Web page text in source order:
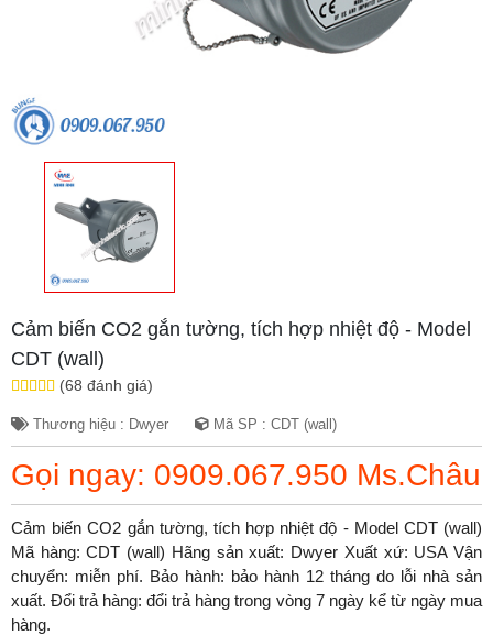
Cảm biến CO2 gắn tường, tích hợp nhiệt độ - Model
CDT (wall)
(68 đánh giá)
Thương hiệu : Dwyer Mã SP : CDT (wall)
Gọi ngay: 0909.067.950 Ms.Châu
Cảm biến CO2 gắn tường, tích hợp nhiệt độ - Model CDT (wall)
Mã hàng: CDT (wall) Hãng sản xuất: Dwyer Xuất xứ: USA Vận
chuyển: miễn phí. Bảo hành: bảo hành 12 tháng do lỗi nhà sản
xuất. Đổi trả hàng: đổi trả hàng trong vòng 7 ngày kể từ ngày mua
hàng.